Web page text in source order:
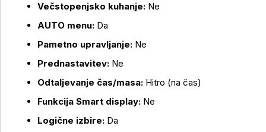
Večstopenjsko kuhanje: Ne
AUTO menu: Da
Pametno upravljanje: Ne
Prednastavitev: Ne
Odtaljevanje čas/masa: Hitro (na čas)
Funkcija Smart display: Ne
Logične izbire: Da